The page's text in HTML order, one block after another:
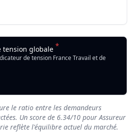
tension globale *
de tension France Travail et de
le ratio entre les demandeurs
Un score de 6.34/10 pour Assureur
reflète l'équilibre actuel du marché.